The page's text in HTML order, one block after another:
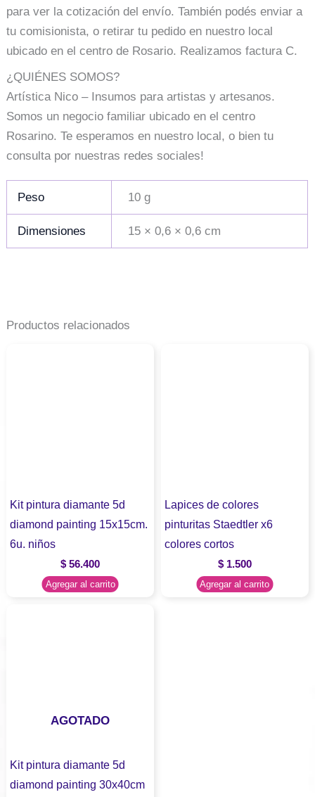
para ver la cotización del envío. También podés enviar a
tu comisionista, o retirar tu pedido en nuestro local
ubicado en el centro de Rosario. Realizamos factura C.
¿QUIÉNES SOMOS?
Artística Nico – Insumos para artistas y artesanos.
Somos un negocio familiar ubicado en el centro
Rosarino. Te esperamos en nuestro local, o bien tu
consulta por nuestras redes sociales!
Peso 10 g
Dimensiones 15 × 0,6 × 0,6 cm
Productos relacionados
Kit pintura diamante 5d
diamond painting 15x15cm.
6u. niños
$ 56.400
Agregar al carrito
Lapices de colores
pinturitas Staedtler x6
colores cortos
$1.500
Agregar al carrito
AGOTADO
Kit pintura diamante 5d
diamond painting 30x40cm